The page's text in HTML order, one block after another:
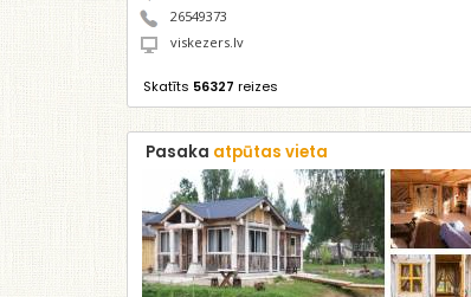
26549373
viskezers.lv
Skatīts 56327 reizes
Pasaka atpūtas vieta